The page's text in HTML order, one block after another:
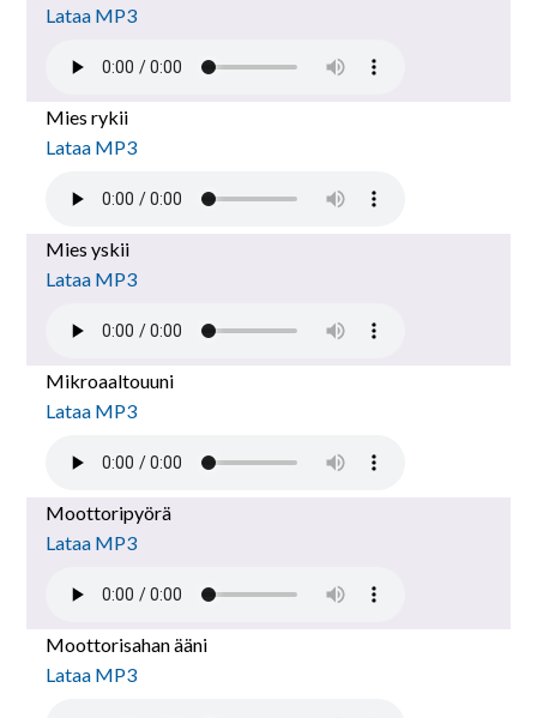
Lataa MP3
Mies rykii
Lataa MP3
Mies yskii
Lataa MP3
Mikroaaltouuni
Lataa MP3
Moottoripyörä
Lataa MP3
Moottorisahan ääni
Lataa MP3